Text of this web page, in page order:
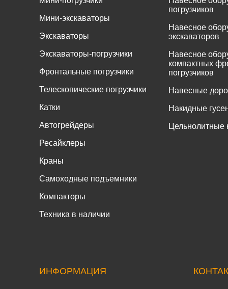
Мини-экскаваторы
Экскаваторы
Экскаваторы-погрузчики
Фронтальные погрузчики
Телескопические погрузчики
Катки
Автогрейдеры
Ресайклеры
Краны
Самоходные подъемники
Компакторы
Техника в наличии
погрузчиков
Навесное
экскаваторов
Навесное
компактных
погрузчиков
Навесные
Накидные
Цельнолитные
ИНФОРМАЦИЯ